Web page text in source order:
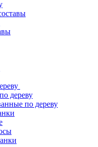
дереву
по дереву